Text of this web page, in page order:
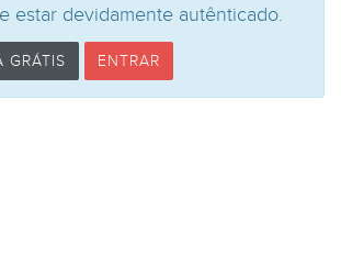
estar devidamente autênticado.
GRÁTIS ENTRAR